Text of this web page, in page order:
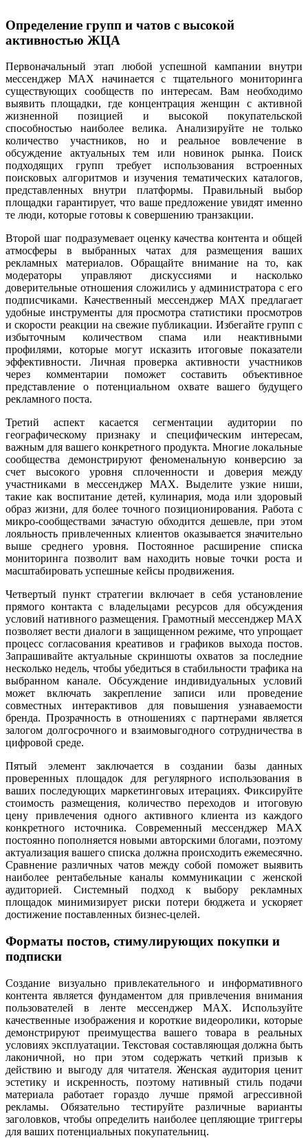
Определение групп и чатов с высокой
активностью ЖЦА
Первоначальный этап любой успешной кампании внутри
мессенджер MAX начинается с тщательного мониторинга
существующих сообществ по интересам. Вам необходимо
выявить площадки, где концентрация женщин с активной
жизненной позицией и высокой покупательской
способностью наиболее велика. Анализируйте не только
количество участников, но и реальное вовлечение в
обсуждение актуальных тем или новинок рынка. Поиск
подходящих групп требует использования встроенных
поисковых алгоритмов и изучения тематических каталогов,
представленных внутри платформы. Правильный выбор
площадки гарантирует, что ваше предложение увидят именно
те люди, которые готовы к совершению транзакции.
Второй шаг подразумевает оценку качества контента и общей
атмосферы в выбранных чатах для размещения ваших
рекламных материалов. Обращайте внимание на то, как
модераторы управляют дискуссиями и насколько
доверительные отношения сложились у администратора с его
подписчиками. Качественный мессенджер MAX предлагает
удобные инструменты для просмотра статистики просмотров
и скорости реакции на свежие публикации. Избегайте групп с
избыточным количеством спама или неактивными
профилями, которые могут исказить итоговые показатели
эффективности. Личная проверка активности участников
через комментарии поможет составить объективное
представление о потенциальном охвате вашего будущего
рекламного поста.
Третий аспект касается сегментации аудитории по
географическому признаку и специфическим интересам,
важным для вашего конкретного продукта. Многие локальные
сообщества демонстрируют феноменальную конверсию за
счет высокого уровня сплоченности и доверия между
участниками в мессенджер MAX. Выделите узкие ниши,
такие как воспитание детей, кулинария, мода или здоровый
образ жизни, для более точного позиционирования. Работа с
микро-сообществами зачастую обходится дешевле, при этом
лояльность привлеченных клиентов оказывается значительно
выше среднего уровня. Постоянное расширение списка
мониторинга позволит вам находить новые точки роста и
масштабировать успешные кейсы продвижения.
Четвертый пункт стратегии включает в себя установление
прямого контакта с владельцами ресурсов для обсуждения
условий нативного размещения. Грамотный мессенджер MAX
позволяет вести диалоги в защищенном режиме, что упрощает
процесс согласования креативов и графиков выхода постов.
Запрашивайте актуальные скриншоты охватов за последние
несколько недель, чтобы убедиться в стабильности трафика на
выбранном канале. Обсуждение индивидуальных условий
может включать закрепление записи или проведение
совместных интерактивов для повышения узнаваемости
бренда. Прозрачность в отношениях с партнерами является
залогом долгосрочного и взаимовыгодного сотрудничества в
цифровой среде.
Пятый элемент заключается в создании базы данных
проверенных площадок для регулярного использования в
ваших последующих маркетинговых итерациях. Фиксируйте
стоимость размещения, количество переходов и итоговую
цену привлечения одного активного клиента из каждого
конкретного источника. Современный мессенджер MAX
постоянно пополняется новыми авторскими блогами, поэтому
актуализация вашего списка должна происходить ежемесячно.
Сравнение различных чатов между собой поможет выявить
наиболее рентабельные каналы коммуникации с женской
аудиторией. Системный подход к выбору рекламных
площадок минимизирует риски потери бюджета и ускоряет
достижение поставленных бизнес-целей.
Форматы постов, стимулирующих покупки и
подписки
Создание визуально привлекательного и информативного
контента является фундаментом для привлечения внимания
пользователей в ленте мессенджер MAX. Используйте
качественные изображения и короткие видеоролики, которые
демонстрируют преимущества вашего товара в реальных
условиях эксплуатации. Текстовая составляющая должна быть
лаконичной, но при этом содержать четкий призыв к
действию и выгоду для читателя. Женская аудитория ценит
эстетику и искренность, поэтому нативный стиль подачи
материала работает гораздо лучше прямой агрессивной
рекламы. Обязательно тестируйте различные варианты
заголовков, чтобы определить наиболее цепляющие триггеры
для ваших потенциальных покупательниц.